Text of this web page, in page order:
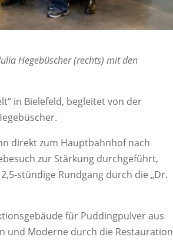
Hegebüscher (rechts) mit den
in Bielefeld, begleitet von der
direkt zum Hauptbahnhof nach
zur Stärkung durchgeführt,
stündige Rundgang durch die „Dr.
für Puddingpulver aus
und Moderne durch die Restauration